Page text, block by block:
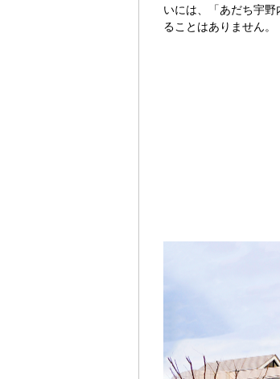
いには、「あだち宇
ることはありません。